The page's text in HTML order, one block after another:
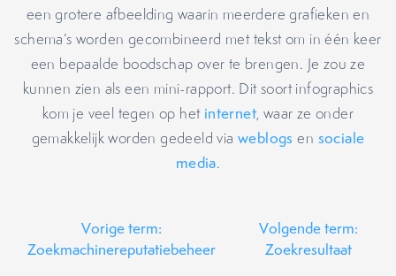
een grotere afbeelding waarin meerdere grafieken en
schema’s worden gecombineerd met tekst om in één keer
een bepaalde boodschap over te brengen. Je zou ze
kunnen zien als een mini-rapport. Dit soort infographics
kom je veel tegen op het internet, waar ze onder
gemakkelijk worden gedeeld viaweblogs en sociale
media.
Vorige term:
Zoekmachinereputatiebeheer
Volgende term:
Zoekresultaat